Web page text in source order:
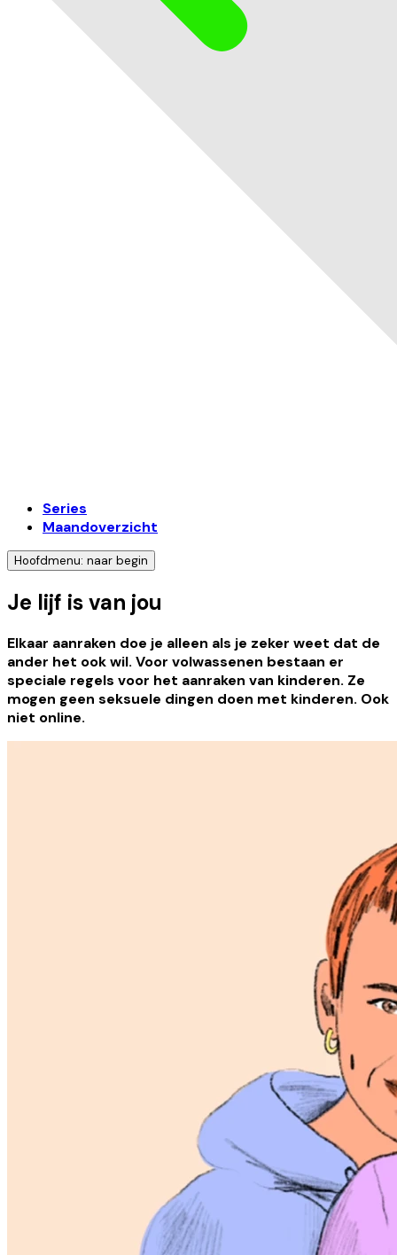
Series
Maandoverzicht
Hoofdmenu: naar begin
Je lijf is van jou
Elkaar aanraken doe je alleen als je zeker weet dat de
ander het ook wil. Voor volwassenen bestaan er
speciale regels voor het aanraken van kinderen. Ze
mogen geen seksuele dingen doen met kinderen. Ook
niet online.